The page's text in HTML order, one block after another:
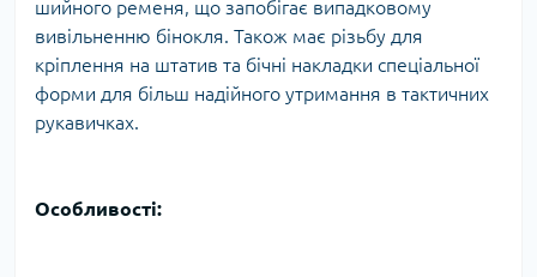
шийного ременя, що запобігає випадковому
вивільненню бінокля. Також має різьбу для
кріплення на штатив та бічні накладки спеціальної
форми для більш надійного утримання в тактичних
рукавичках.
Особливості: